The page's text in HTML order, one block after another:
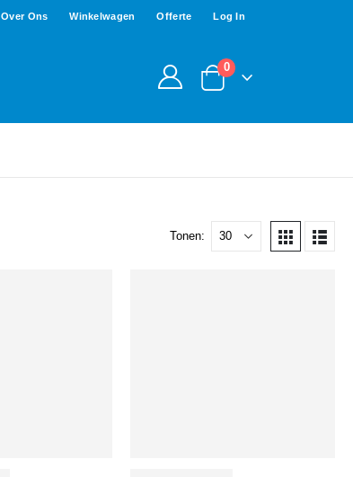
Over Ons Winkelwagen Offerte Log In
0
Tonen: